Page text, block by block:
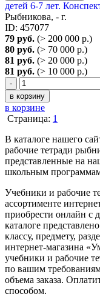
детей 6-7 лет.
Рыбникова, - г.
ID: 457077
79 руб. (> 200 000 р.)
80 руб. (> 70 000 р.)
81 руб. (> 20 000 р.)
81 руб. (> 10 000 р.)
-
в корзину
в корзине
Страница: 1
В каталоге нашего
рабочие тетради
представленные на
школьным
Учебники и рабочие
ассортименте
приобрести онлайн с
каталоге
классу, предмету,
интернет-магазина
учебники и рабочие
по вашим
объема заказа.
способом.